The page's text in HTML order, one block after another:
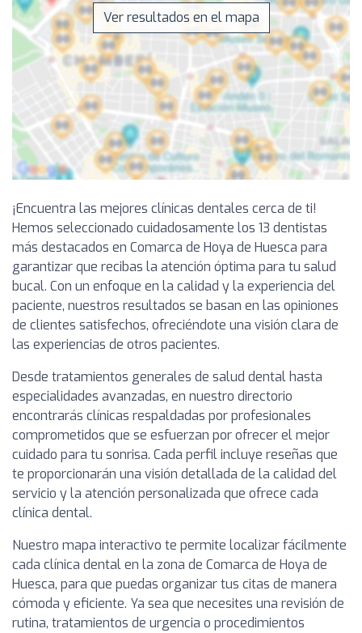
Ver resultados en el mapa
¡Encuentra las mejores clínicas dentales cerca de ti!
Hemos seleccionado cuidadosamente los 13 dentistas
más destacados en Comarca de Hoya de Huesca para
garantizar que recibas la atención óptima para tu salud
bucal. Con un enfoque en la calidad y la experiencia del
paciente, nuestros resultados se basan en las opiniones
de clientes satisfechos, ofreciéndote una visión clara de
las experiencias de otros pacientes.
Desde tratamientos generales de salud dental hasta
especialidades avanzadas, en nuestro directorio
encontrarás clínicas respaldadas por profesionales
comprometidos que se esfuerzan por ofrecer el mejor
cuidado para tu sonrisa. Cada perfil incluye reseñas que
te proporcionarán una visión detallada de la calidad del
servicio y la atención personalizada que ofrece cada
clínica dental.
Nuestro mapa interactivo te permite localizar fácilmente
cada clínica dental en la zona de Comarca de Hoya de
Huesca, para que puedas organizar tus citas de manera
cómoda y eficiente. Ya sea que necesites una revisión de
rutina, tratamientos de urgencia o procedimientos